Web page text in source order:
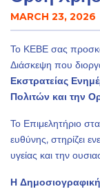
Why Larnaka
News &
Contact us
MARCH 23, 2026
Το ΚΕΒΕ σας
Διάσκεψη που
Εκστρατείας
Πολιτών και την
Το Επιμελητήριο
ευθύνης, στηρίζει
υγείας και την
Η